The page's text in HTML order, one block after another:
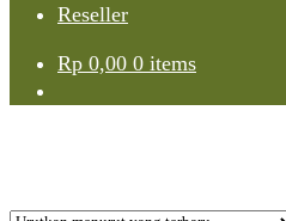
Reseller
Rp 0,00 0 items